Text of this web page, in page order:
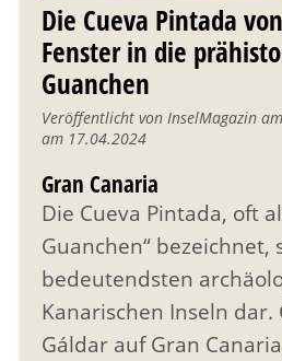
Die Cueva Pintada
Fenster in die
Guanchen
Veröffentlicht von InselMagazin
am 17.04.2024
Gran Canaria
Die Cueva Pintada, oft
Guanchen“
bedeutendsten
Kanarischen Inseln
Gáldar auf Gran